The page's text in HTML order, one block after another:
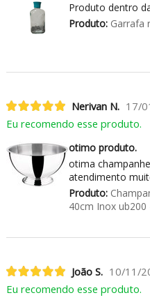
Produto dentro
Produto:Garrafa
Nerivan N. 17/
Eu recomendo esse produto.
otimo produto.
otima
atendimento
Produto:
40cm Inox ub200
João S. 10/11/
Eu recomendo esse produto.